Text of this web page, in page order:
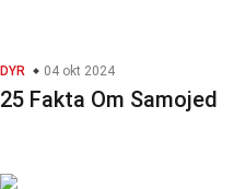
DYR 04 okt 2024
25 Fakta Om Samojed